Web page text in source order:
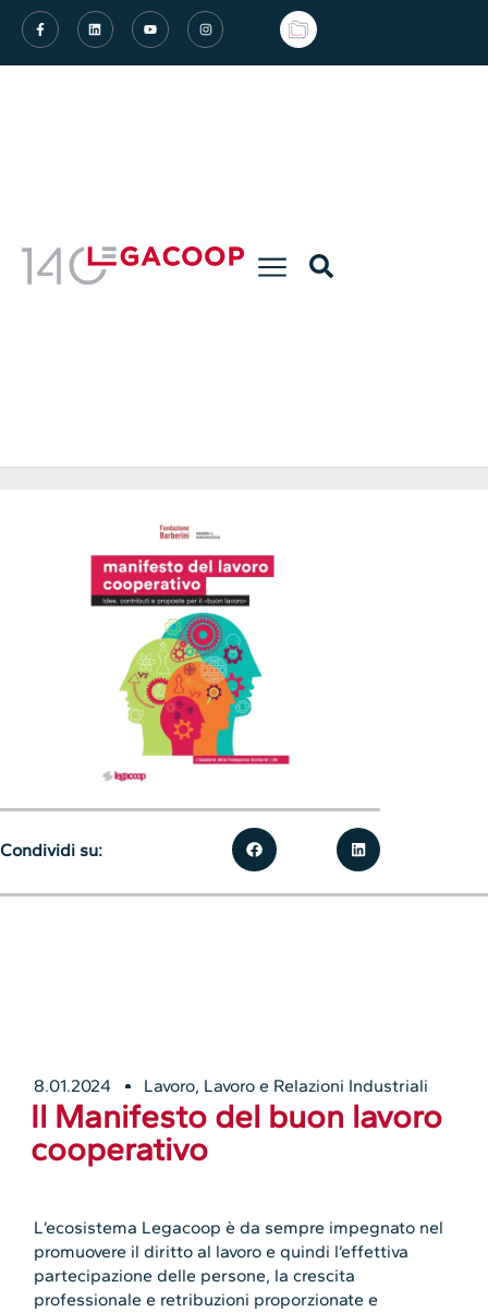
8.01.2024 Lavoro, Lavoro e Relazioni Industriali
Il Manifesto del buon lavoro
cooperativo
L’ecosistema Legacoop è da sempre impegnato nel
promuovere il diritto al lavoro e quindi l’effettiva
partecipazione delle persone, la crescita
professionale e retribuzioni proporzionate e
Condividi su: